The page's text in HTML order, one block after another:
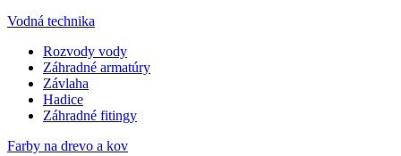
Vodná technika
Rozvody vody
Záhradné armatúry
Závlaha
Hadice
Záhradné fitingy
Farby na drevo a kov